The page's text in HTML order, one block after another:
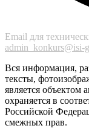
Email для
admin_konkurs@isi-
Вся информация,
тексты,
является объектом
охраняется в
Российской
смежных прав.